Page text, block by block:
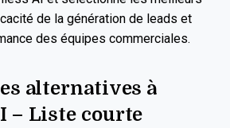
de la génération de leads et
des équipes commerciales.
alternatives à
– Liste courte